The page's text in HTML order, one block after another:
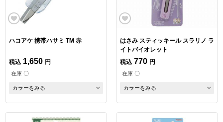
ハコアケ 携帯ハサミ TM 赤
税込 1,650 円
在庫 〇
カラーをみる
はさみ スティッキール スラリノ ラ
イトバイオレット
税込 770 円
在庫 〇
カラーをみる